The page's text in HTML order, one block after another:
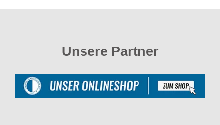
Unsere Partner